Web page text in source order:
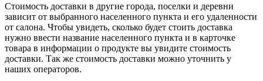
Стоимость доставки в другие города, поселки и деревни
зависит от выбранного населенного пункта и его удаленности
от салона. Чтобы увидеть, сколько будет стоить доставка
нужно ввести название населенного пункта и в карточке
товара в информации о продукте вы увидите стоимость
доставки. Так же стоимость доставки можно уточнить у
наших операторов.